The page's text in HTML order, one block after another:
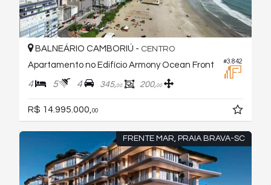
#3.842
BALNEÁRIO CAMBORIÚ - CENTRO
Apartamento no Edifício Armony Ocean Front
4 5 4 345,00 200,00
R$ 14.995.000,00
FRENTE MAR, PRAIA BRAVA-SC